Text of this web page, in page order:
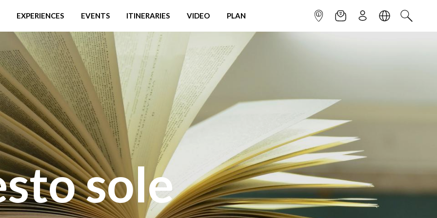
EXPERIENCES EVENTS ITINERARIES VIDEO PLAN INFOPOINTNEWSLETTER
SIGN UPLANGUAGE
SEARCH
sole